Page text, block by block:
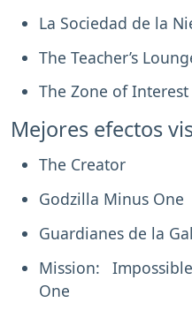
La Sociedad de la
The Teacher’s
The Zone of
Mejores efectos
The Creator
Godzilla Minus One
Guardianes de la
Mission:
One